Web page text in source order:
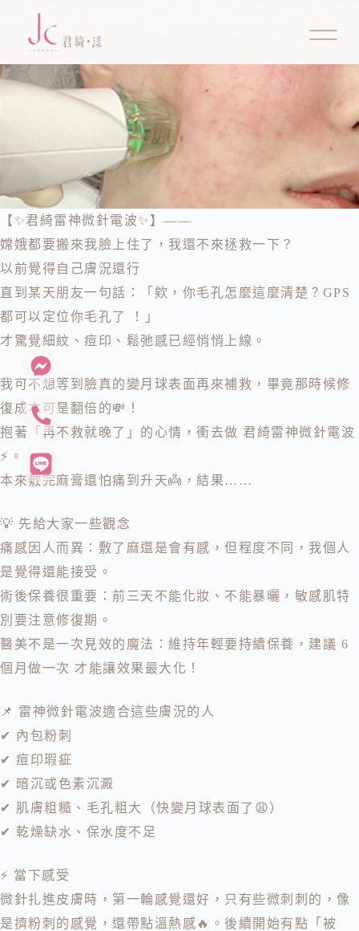
【✨君綺雷神微針電波✨】——
嫦娥都要搬來我臉上住了，我還不來拯救一下？
以前覺得自己膚況還行
直到某天朋友一句話：「欸，你毛孔怎麼這麼清楚？GPS
都可以定位你毛孔了 ！」
才驚覺細紋、痘印、鬆弛感已經悄悄上線。
我可不想等到臉真的變月球表面再來補救，畢竟那時候修
復成本可是翻倍的💸！
抱著「再不救就晚了」的心情，衝去做 君綺雷神微針電波
⚡。
本來敷完麻膏還怕痛到升天👼，結果……
💡 先給大家一些觀念
痛感因人而異：敷了麻還是會有感，但程度不同，我個人
是覺得還能接受。
術後保養很重要：前三天不能化妝、不能暴曬，敏感肌特
別要注意修復期。
醫美不是一次見效的魔法：維持年輕要持續保養，建議 6
個月做一次 才能讓效果最大化！
📌 雷神微針電波適合這些膚況的人
✔ 內包粉刺
✔ 痘印瑕疵
✔ 暗沉或色素沉澱
✔ 肌膚粗糙、毛孔粗大（快變月球表面了😩）
✔ 乾燥缺水、保水度不足
⚡ 當下感受
微針扎進皮膚時，第一輪感覺還好，只有些微刺刺的，像
是擠粉刺的感覺，還帶點溫熱感🔥。後續開始有點「被